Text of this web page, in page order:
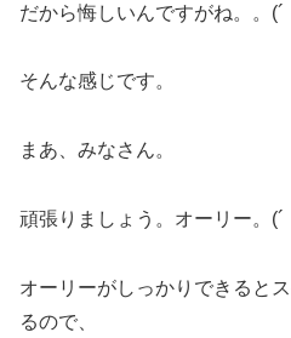
だから悔しいんですがね。。(´
そんな感じです。
まあ、みなさん。
頑張りましょう。オーリー。(´
オーリーがしっかりできると
るので、